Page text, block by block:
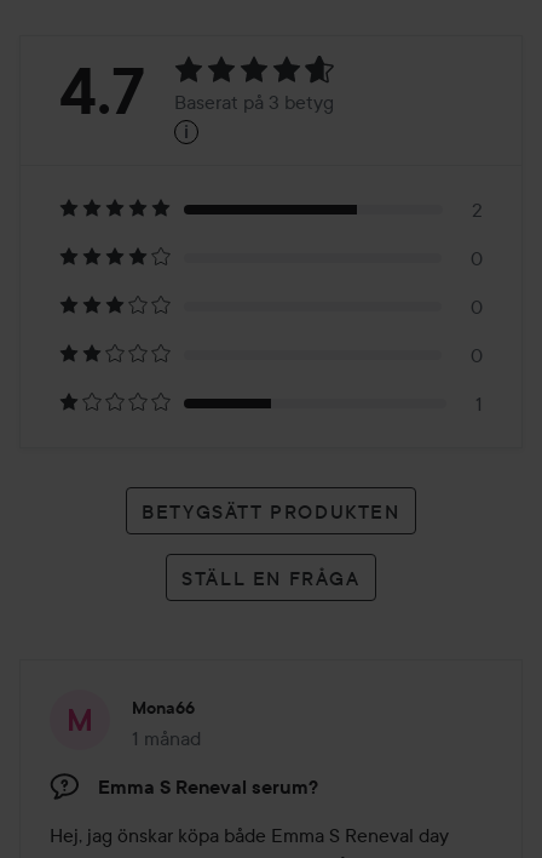
Betyg:
Baserat
på
3
betyg
4.7 Baserat på 3 betyg
i
2
0
0
0
1
BETYGSÄTT PRODUKTEN
STÄLL EN FRÅGA
Mona66
1 månad
Inlägget skapades 1 månad
Emma S Reneval serum?
Hej, jag önskar köpa både Emma S Reneval day